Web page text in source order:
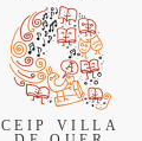
CEIP VILLA